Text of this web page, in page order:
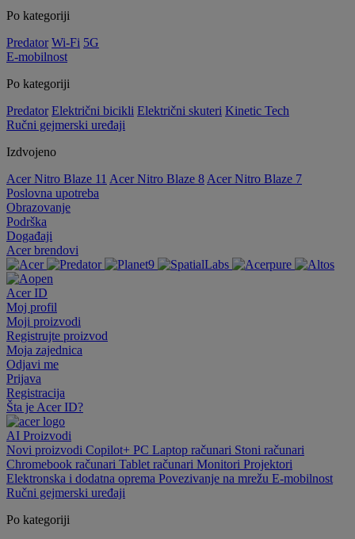
Po kategoriji
Predator Wi-Fi 5G
E-mobilnost
Po kategoriji
Predator Električni bicikli Električni skuteri Kinetic Tech
Ručni gejmerski uređaji
Izdvojeno
Acer Nitro Blaze 11 Acer Nitro Blaze 8 Acer Nitro Blaze 7
Poslovna upotreba
Obrazovanje
Podrška
Događaji
Acer brendovi
Acer ID
Moj profil
Moji proizvodi
Registrujte proizvod
Moja zajednica
Odjavi me
Prijava
Registracija
Šta je Acer ID?
AI Proizvodi
Novi proizvodi Copilot+ PC Laptop računari Stoni računari
Chromebook računari Tablet računari Monitori Projektori
Elektronska i dodatna oprema Povezivanje na mrežu E-mobilnost
Ručni gejmerski uređaji
Po kategoriji